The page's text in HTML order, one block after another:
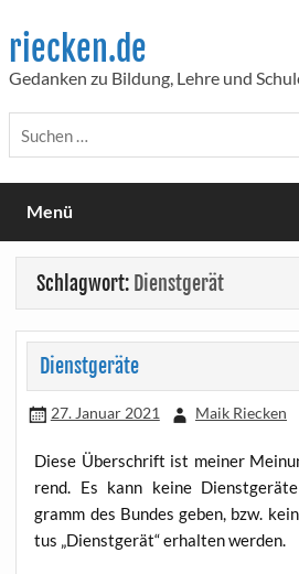
content
riecken.de
Gedanken zu Bildung, Lehre und
Menü
Schlagwort: Dienstgerät
Dienstgeräte
27. Januar 2021 Maik Riecken
Die­se Über­schrift ist mei­ner
rend. Es kann kei­ne
gramm des Bun­des geben, bzw.
tus „Dienst­ge­rät“ erhal­ten werden.